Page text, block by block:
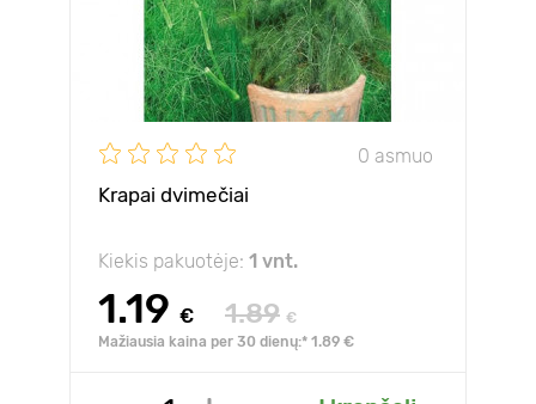
0 asmuo
Krapai dvimečiai
Kiekis pakuotėje: 1 vnt.
1.19 € 1.89 €
Mažiausia kaina per 30 dienų:* 1.89 €